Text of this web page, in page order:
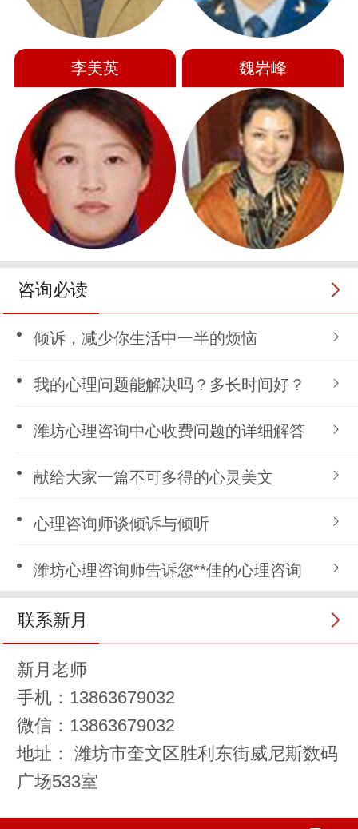
李美英 魏岩峰
咨询必读
倾诉，减少你生活中一半的烦恼
我的心理问题能解决吗？多长时间好？
潍坊心理咨询中心收费问题的详细解答
献给大家一篇不可多得的心灵美文
心理咨询师谈倾诉与倾听
潍坊心理咨询师告诉您**佳的心理咨询
联系新月
新月老师
手机：13863679032
微信：13863679032
地址： 潍坊市奎文区胜利东街威尼斯数码
广场533室